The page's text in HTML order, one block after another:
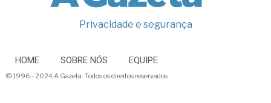
Privacidade e segurança
HOME SOBRE NÓS EQUIPE
© 1996 - 2024 A Gazeta. Todos os direitos reservados